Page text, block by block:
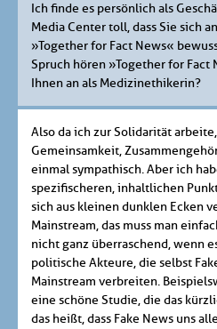
Ich finde es persönlich als
Media Center toll, dass Sie sich
»Together for Fact News«
Spruch hören »Together for Fact
Ihnen an als Medizinethikerin?
Also da ich zur Solidarität
Gemeinsamkeit,
einmal sympathisch. Aber ich
spezifischeren, inhaltlichen
sich aus kleinen dunklen Ecken
Mainstream, das muss man
nicht ganz überraschend, wenn
politische Akteure, die selbst
Mainstream verbreiten.
eine schöne Studie, die das
das heißt, dass Fake News uns